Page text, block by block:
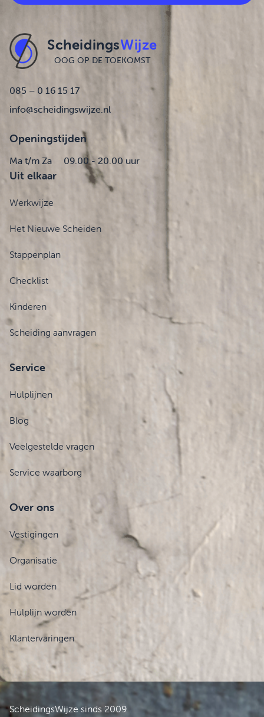
ScheidingsWijze
OOG OP DE TOEKOMST
085 – 0 16 15 17
info@scheidingswijze.nl
Openingstijden
Ma t/m Za 09.00 - 20.00 uur
Uit elkaar
Werkwijze
Het Nieuwe Scheiden
Stappenplan
Checklist
Kinderen
Scheiding aanvragen
Service
Hulplijnen
Blog
Veelgestelde vragen
Service waarborg
Over ons
Vestigingen
Organisatie
Lid worden
Hulplijn worden
Klantervaringen
ScheidingsWijze sinds 2009